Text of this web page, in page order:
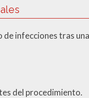
infecciones tras
del procedimiento.